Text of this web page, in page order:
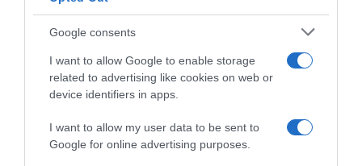
Google consents
I want to allow Google to enable storage
related to advertising like cookies on web or
device identifiers in apps.
I want to allow my user data to be sent to
Google for online advertising purposes.
δέχτηκε μαχαιριές από συγγενή του –
Συνελήφθη ένας 51χρονος
Είχε προηγηθεί καυγάς
12.06.2026 - 13:17